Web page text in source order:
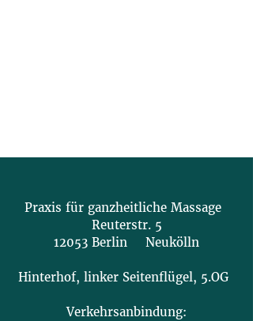
Praxis für ganzheitliche Massage
Reuterstr. 5
12053 Berlin Neukölln
Hinterhof, linker Seitenflügel, 5.OG
Verkehrsanbindung: